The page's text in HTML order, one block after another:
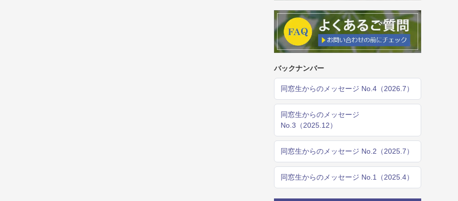
バックナンバー
同窓生からのメッセージ No.4（2026.7）
同窓生からのメッセージ
No.3（2025.12）
同窓生からのメッセージ No.2（2025.7）
同窓生からのメッセージ No.1（2025.4）